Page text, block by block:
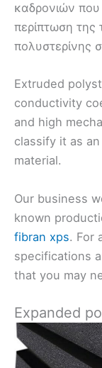
καδρονιών
περίπτωση της
πολυστερίνης
Extruded
conductivity
and high
classify it as
material.
Our business
known
fibran xps. For
specifications
that you may
Expanded